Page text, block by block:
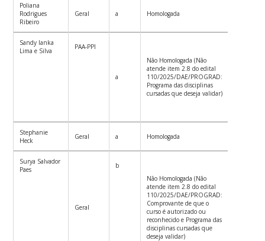
Poliana
Rodrigues
Ribeiro
Geral a Homologada
Sandy Ianka
Lima e Silva
PAA-PPI
a
Não Homologada (Não
atende item 2.8 do edital
110/2025/DAE/PROGRAD:
Programa das disciplinas
cursadas que deseja validar)
Stephanie
Heck
Geral a Homologada
Surya Salvador
Paes
Geral
b
Não Homologada (Não
atende item 2.8 do edital
110/2025/DAE/PROGRAD:
Comprovante de que o
curso é autorizado ou
reconhecido e Programa das
disciplinas cursadas que
deseja validar)